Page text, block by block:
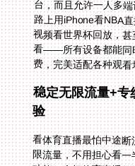
费，完美适配各种观看
稳定无限流量+专
验
看体育直播最怕中途断